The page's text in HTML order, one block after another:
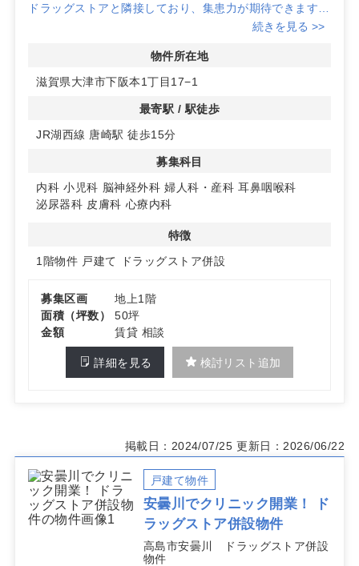
ドラッグストアと隣接しており、集患力が期待できます。
利便性の高い立地で、患者様のアクセスも良好です。
◆自由度の高い設計プラン
わせた設計が可能です。お客様のニーズに応じた空間を作
り上げることができます。
◆充実の駐車場スペース
いただけます。車でのアクセスも快適です。
詳細はお問い合わせください。
続きを見る >>
物件所在地
滋賀県大津市下阪本1丁目17−1
最寄駅 / 駅徒歩
JR湖西線 唐崎駅 徒歩15分
募集科目
内科 小児科 脳神経外科 婦人科・産科 耳鼻咽喉科
泌尿器科 皮膚科 心療内科
特徴
1階物件 戸建て ドラッグストア併設
募集区画
地上1階
面積（坪数）
50坪
金額
賃貸 相談
詳細を見る 検討リスト追加
掲載日：2024/07/25 更新日：2026/06/22
戸建て物件
安曇川でクリニック開業！ ド
ラッグストア併設物件
高島市安曇川 ドラッグストア併設
物件